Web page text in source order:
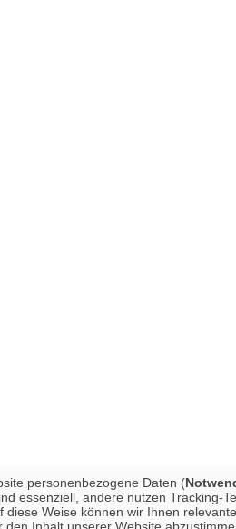
personenbezogene Daten (
essenziell, andere nutzen Tracking-
diese Weise können wir Ihnen